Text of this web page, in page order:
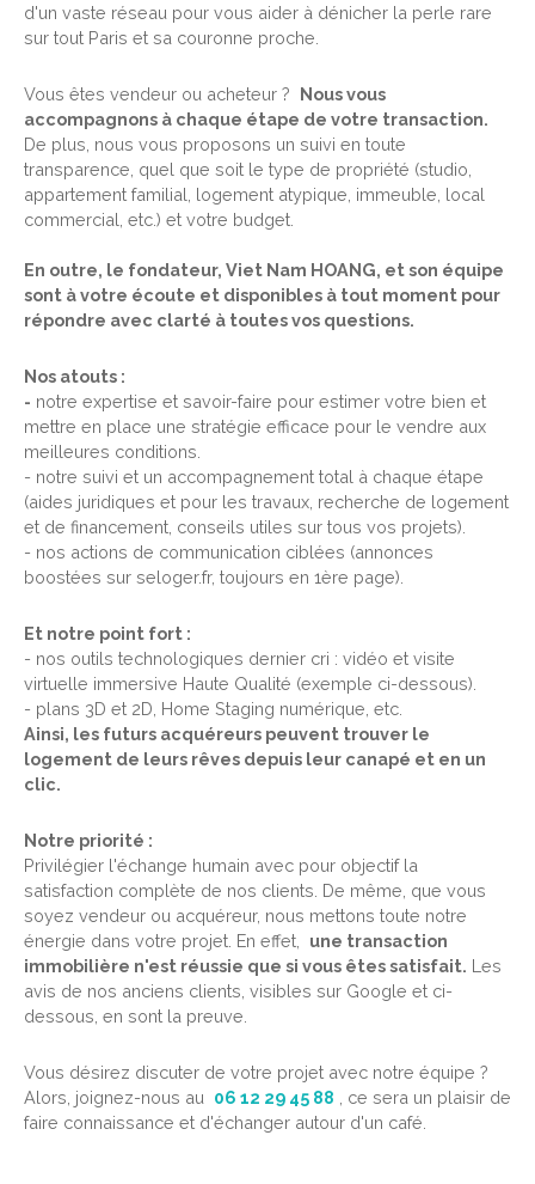
d'un vaste réseau pour vous aider à dénicher la perle rare
sur tout Paris et sa couronne proche.
Vous êtes vendeur ou acheteur ? Nous vous
accompagnons à chaque étape de votre transaction.
De plus, nous vous proposons un suivi en toute
transparence, quel que soit le type de propriété (studio,
appartement familial, logement atypique, immeuble, local
commercial, etc.) et votre budget.
En outre, le fondateur, Viet Nam HOANG, et son équipe
sont à votre écoute et disponibles à tout moment pour
répondre avec clarté à toutes vos questions.
Nos atouts :
- notre expertise et savoir-faire pour estimer votre bien et
mettre en place une stratégie efficace pour le vendre aux
meilleures conditions.
- notre suivi et un accompagnement total à chaque étape
(aides juridiques et pour les travaux, recherche de logement
et de financement, conseils utiles sur tous vos projets).
- nos actions de communication ciblées (annonces
boostées sur seloger.fr, toujours en 1ère page).
Et notre point fort :
- nos outils technologiques dernier cri : vidéo et visite
virtuelle immersive Haute Qualité (exemple ci-dessous).
- plans 3D et 2D, Home Staging numérique, etc.
Ainsi, les futurs acquéreurs peuvent trouver le
logement de leurs rêves depuis leur canapé et en un
clic.
Notre priorité :
Privilégier l'échange humain avec pour objectif la
satisfaction complète de nos clients. De même, que vous
soyez vendeur ou acquéreur, nous mettons toute notre
énergie dans votre projet. En effet, une transaction
immobilière n'est réussie que si vous êtes satisfait. Les
avis de nos anciens clients, visibles sur Google et ci-
dessous, en sont la preuve.
Vous désirez discuter de votre projet avec notre équipe ?
Alors, joignez-nous au 06 12 29 45 88 , ce sera un plaisir de
faire connaissance et d'échanger autour d'un café.